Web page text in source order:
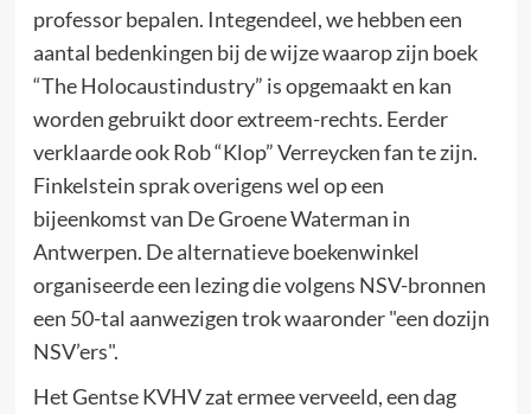
professor bepalen. Integendeel, we hebben een
aantal bedenkingen bij de wijze waarop zijn boek
“The Holocaustindustry” is opgemaakt en kan
worden gebruikt door extreem-rechts. Eerder
verklaarde ook Rob “Klop” Verreycken fan te zijn.
Finkelstein sprak overigens wel op een
bijeenkomst van De Groene Waterman in
Antwerpen. De alternatieve boekenwinkel
organiseerde een lezing die volgens NSV-bronnen
een 50-tal aanwezigen trok waaronder "een dozijn
NSV’ers".
Het Gentse KVHV zat ermee verveeld, een dag